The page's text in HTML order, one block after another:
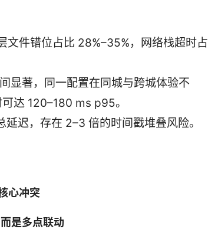
件错位占比 28%–35%，网络栈超时占
显著，同一配置在同城与跨城体验不
达 120–180 ms p95。
迟，存在 2–3 倍的时间戳堆叠风险。
心冲突
是多点联动